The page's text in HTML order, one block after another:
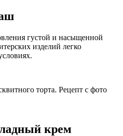
густой и насыщенной
изделий легко
крем